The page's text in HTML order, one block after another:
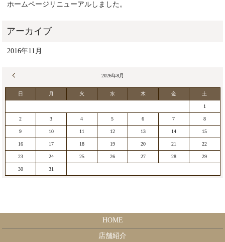
ホームページリニューアルしました。
2016年11月
2026年8月
日 月 火 水 木 金 土
1
2 3 4 5 6 7 8
9 10 11 12 13 14 15
16 17 18 19 20 21 22
23 24 25 26 27 28 29
30 31
HOME
店舗紹介